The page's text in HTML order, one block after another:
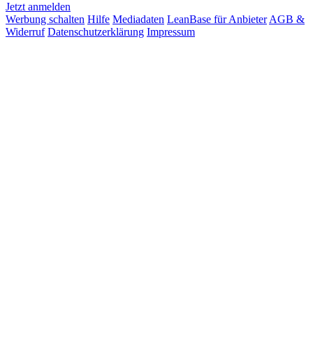
Jetzt anmelden
Werbung schalten Hilfe Mediadaten LeanBase für Anbieter AGB &
Widerruf Datenschutzerklärung Impressum